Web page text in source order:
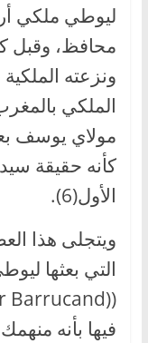
ليوطي ملكي
ونزعته
الملكي
مولاي يوسف
كأنه حقيقة
الأول(6).
ويتجلى هذا
التي بعثها
فيها بأنه